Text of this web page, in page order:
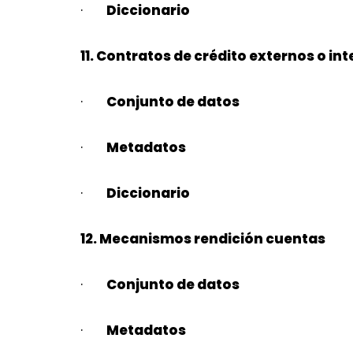
· Diccionario
11. Contratos de crédito externos o
· Conjunto de datos
· Metadatos
· Diccionario
12. Mecanismos rendición cuentas
· Conjunto de datos
· Metadatos